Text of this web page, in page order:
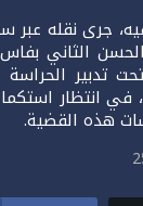
جرى نقله عبر
الثاني بفاس
تدبير الحراسة
في انتظار
هذه القضية.